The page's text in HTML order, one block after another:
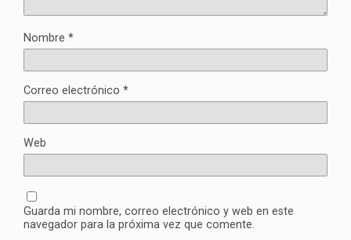
Nombre *
Correo electrónico *
Web
Guarda mi nombre, correo electrónico y web en este
navegador para la próxima vez que comente.